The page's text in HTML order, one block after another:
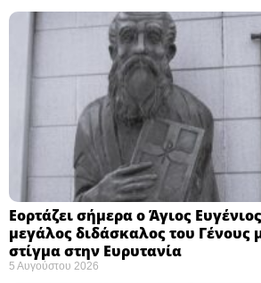
Εορτάζει σήμερα ο Άγιος
μεγάλος διδάσκαλος του Γένους
στίγμα στην Ευρυτανία
5 Αυγούστου 2026